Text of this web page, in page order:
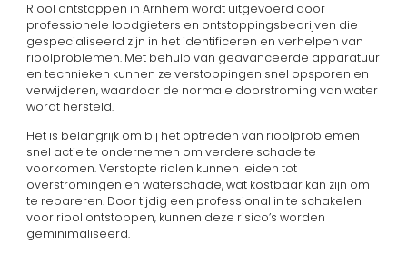
Riool ontstoppen in Arnhem wordt uitgevoerd door
professionele loodgieters en ontstoppingsbedrijven die
gespecialiseerd zijn in het identificeren en verhelpen van
rioolproblemen. Met behulp van geavanceerde apparatuur
en technieken kunnen ze verstoppingen snel opsporen en
verwijderen, waardoor de normale doorstroming van water
wordt hersteld.
Het is belangrijk om bij het optreden van rioolproblemen
snel actie te ondernemen om verdere schade te
voorkomen. Verstopte riolen kunnen leiden tot
overstromingen en waterschade, wat kostbaar kan zijn om
te repareren. Door tijdig een professional in te schakelen
voor riool ontstoppen, kunnen deze risico’s worden
geminimaliseerd.